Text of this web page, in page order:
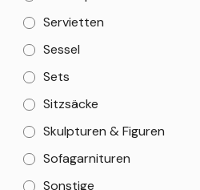
Servietten
Sessel
Sets
Sitzsäcke
Skulpturen & Figuren
Sofagarnituren
Sonstige